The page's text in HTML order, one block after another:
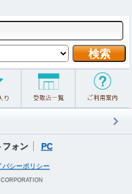
フォン PC
バシーポリシー